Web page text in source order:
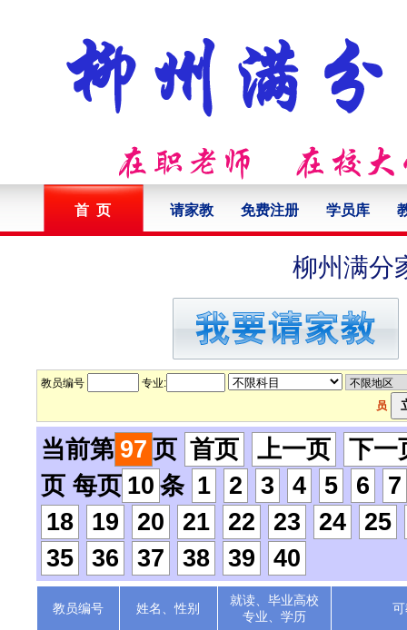
首 页 请家教 免费注册 学员库
柳州满分
教员编号
专业:
员
当前第 97 页 首页 上一页
下一
页 每页 10 条 1 2 3 4 5 6
7
18
19 20 21 22 23 24
25
35
36 37 38 39 40
教员编号 姓名、性别
就读、毕业高校
专业、学历